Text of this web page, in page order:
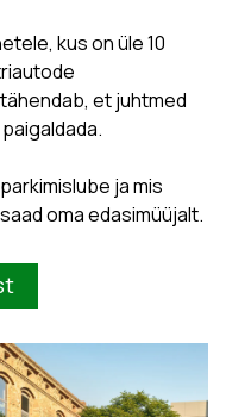
kus on üle 10
et juhtmed
ja mis
oma edasimüüjalt.